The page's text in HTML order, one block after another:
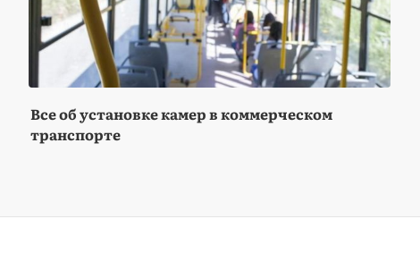
Все об установке камер в коммерческом
транспорте